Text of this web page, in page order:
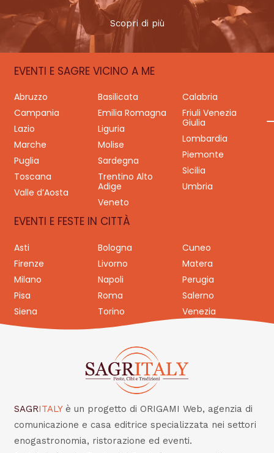
Scopri di più
EVENTI E SAGRE VICINO A ME
Abruzzo Basilicata
Calabria
Campania
Emilia Romagna
Friuli Venezia
Giulia
Lazio
Liguria
Lombardia
Marche
Molise
Piemonte
Puglia
Sardegna
Sicilia
Toscana
Trentino Alto
Adige
Umbria
Valle d’Aosta
Veneto
EVENTI E FESTE IN CITTÀ
Asti Bologna
Cuneo
Firenze
Livorno
Matera
Milano
Napoli
Perugia
Pisa
Roma
Salerno
Siena
Torino Venezia
SAGRITALY è un progetto di ORIGAMI Web, agenzia di
comunicazione e casa editrice specializzata nei settori
enogastronomia, ristorazione ed eventi.